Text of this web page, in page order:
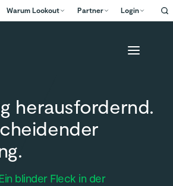
Warum Lookout Partner Login
herausfordernd.
blinder Fleck in der